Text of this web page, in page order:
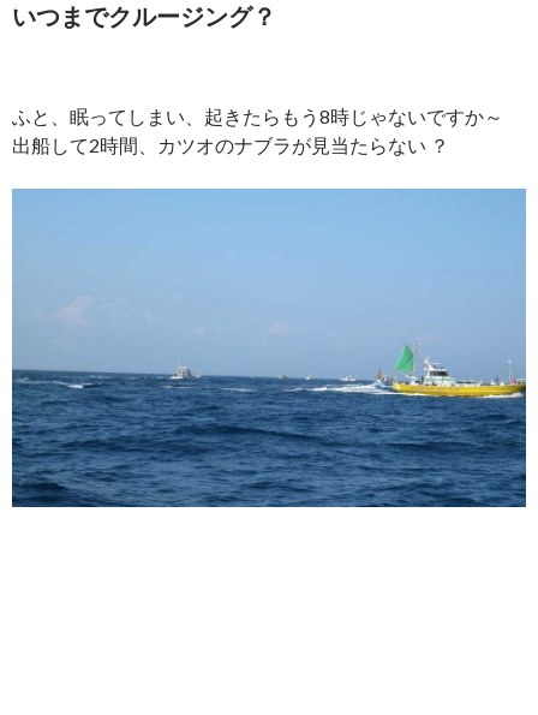
いつまでクルージング？
ふと、眠ってしまい、起きたらもう8時じゃないですか～
出船して2時間、カツオのナブラが見当たらない ？